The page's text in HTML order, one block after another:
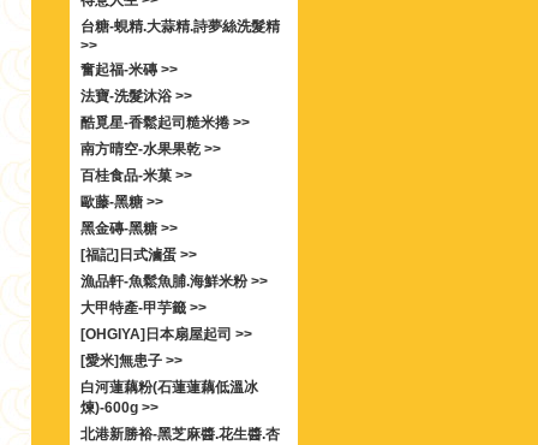
台糖-蜆精.大蒜精.詩夢絲洗髮精
>>
奮起福-米磚 >>
法寶-洗髮沐浴 >>
酷覓星-香鬆起司糙米捲 >>
南方晴空-水果果乾 >>
百桂食品-米菓 >>
歐藤-黑糖 >>
黑金磚-黑糖 >>
[福記]日式滷蛋 >>
漁品軒-魚鬆魚脯.海鮮米粉 >>
大甲特產-甲芋籤 >>
[OHGIYA]日本扇屋起司 >>
[愛米]無患子 >>
白河蓮藕粉(石蓮蓮藕低溫冰
煉)-600g >>
北港新勝裕-黑芝麻醬.花生醬.杏